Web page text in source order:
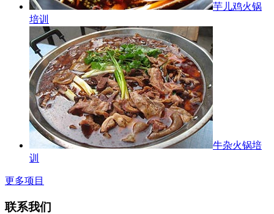
芋儿鸡火锅
培训
牛杂火锅培
训
更多项目
联系我们